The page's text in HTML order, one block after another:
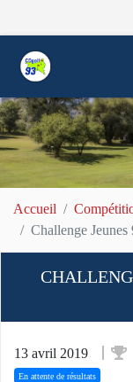
Accueil
Challenge
13 avril 2019
En attente de résultats